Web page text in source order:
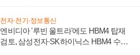
전자·전기·정보통신
엔비디아 '루빈 울트라'에도 HBM4 탑재
검토, 삼성전자·SK하이닉스 HBM4 수율